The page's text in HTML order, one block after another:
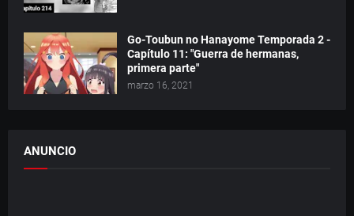
Go-Toubun no Hanayome Temporada 2 -
Capítulo 11: "Guerra de hermanas,
primera parte"
marzo 16, 2021
ANUNCIO